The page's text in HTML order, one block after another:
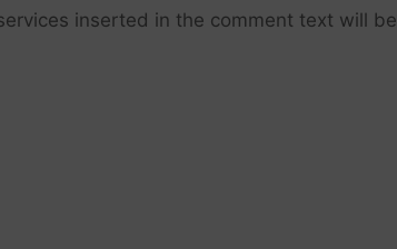
inserted in the comment text will be